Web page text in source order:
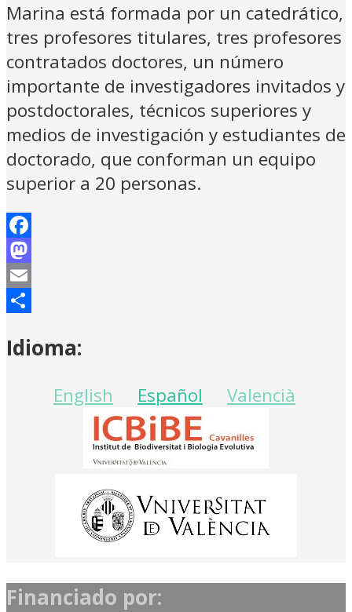
Marina está formada por un catedrático,
tres profesores titulares, tres profesores
contratados doctores, un número
importante de investigadores invitados y
postdoctorales, técnicos superiores y
medios de investigación y estudiantes de
doctorado, que conforman un equipo
superior a 20 personas.
Facebook
Mastodon
Email
Idioma:
English Español Valencià
Financiado por: